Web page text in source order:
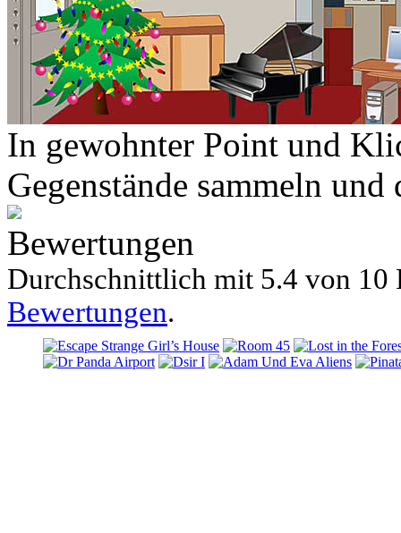
In gewohnter Point und
Gegenstände sammeln
Bewertungen
Durchschnittlich mit 5.4 von 10
Bewertungen.